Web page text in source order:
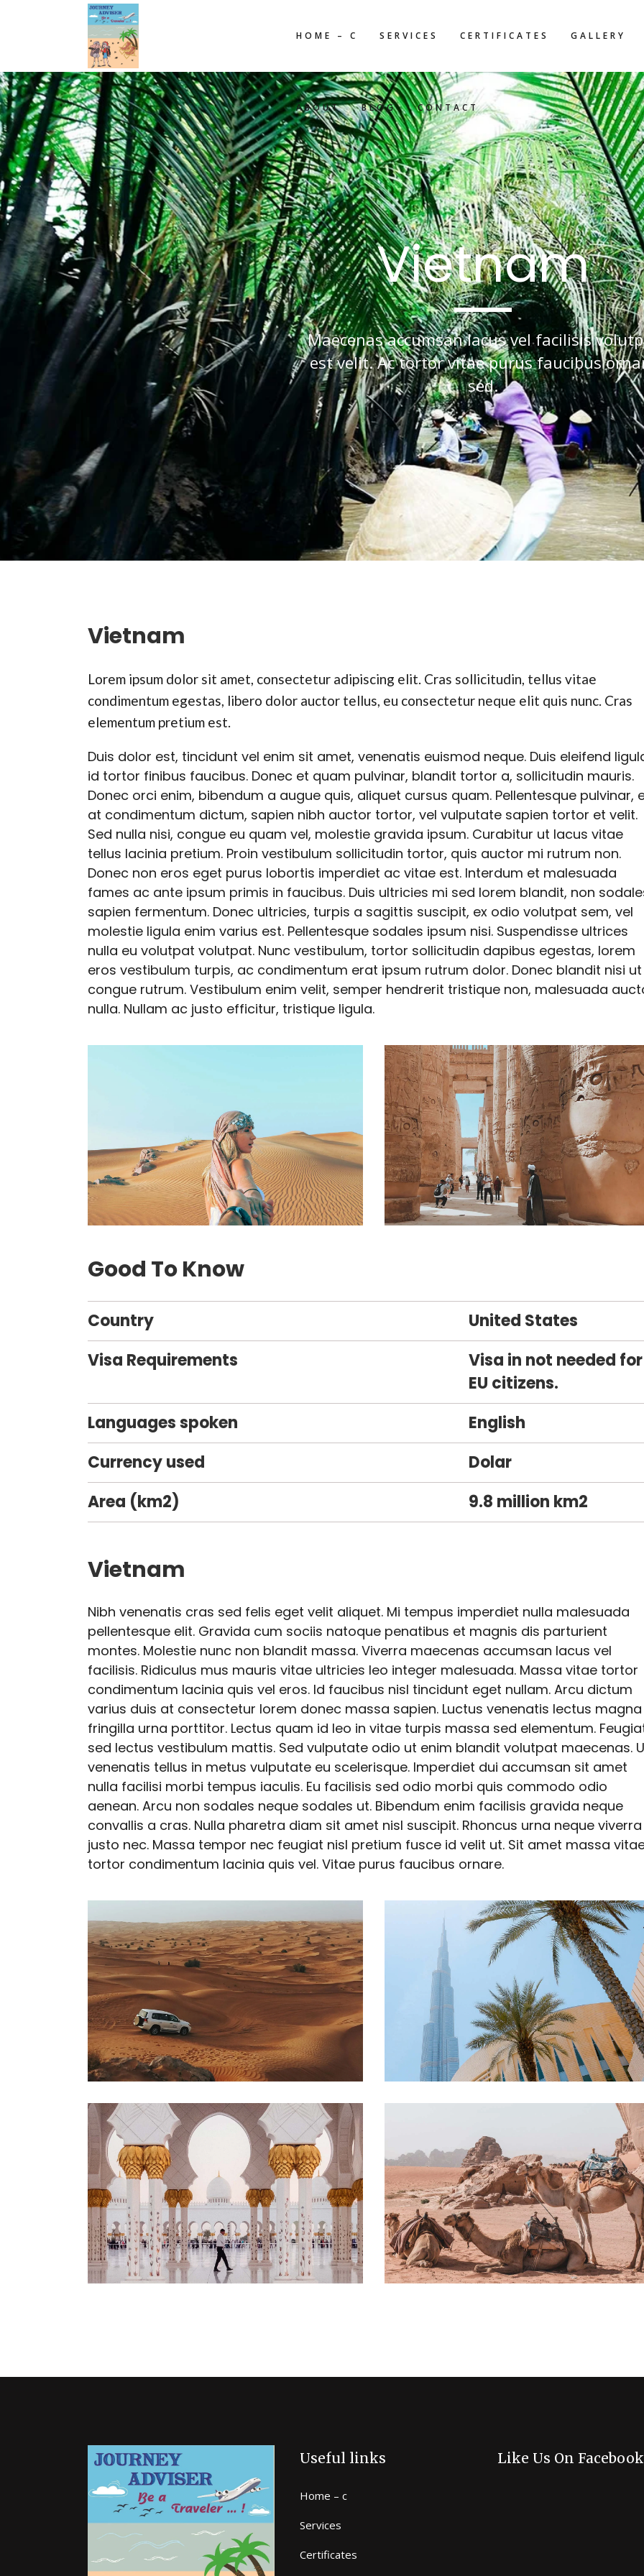
HOME – C SERVICES CERTIFICATES GALLERY
ABOUT BLOG CONTACT
Vietnam
Maecenas accumsan lacus vel facilisis
est velit. Ac tortor vitae purus faucibus
sed.
Vietnam
Lorem ipsum dolor sit amet, consectetur adipiscing elit. Cras sollicitudin, tellus vitae
condimentum egestas, libero dolor auctor tellus, eu consectetur neque elit quis nunc. Cras
elementum pretium est.
Duis dolor est, tincidunt vel enim sit amet, venenatis euismod neque. Duis eleifend
id tortor finibus faucibus. Donec et quam pulvinar, blandit tortor a, sollicitudin mauris.
Donec orci enim, bibendum a augue quis, aliquet cursus quam. Pellentesque pulvinar,
at condimentum dictum, sapien nibh auctor tortor, vel vulputate sapien tortor et velit.
Sed nulla nisi, congue eu quam vel, molestie gravida ipsum. Curabitur ut lacus vitae
tellus lacinia pretium. Proin vestibulum sollicitudin tortor, quis auctor mi rutrum non.
Donec non eros eget purus lobortis imperdiet ac vitae est. Interdum et malesuada
fames ac ante ipsum primis in faucibus. Duis ultricies mi sed lorem blandit, non
sapien fermentum. Donec ultricies, turpis a sagittis suscipit, ex odio volutpat sem, vel
molestie ligula enim varius est. Pellentesque sodales ipsum nisi. Suspendisse ultrices
nulla eu volutpat volutpat. Nunc vestibulum, tortor sollicitudin dapibus egestas, lorem
eros vestibulum turpis, ac condimentum erat ipsum rutrum dolor. Donec blandit nisi ut
congue rutrum. Vestibulum enim velit, semper hendrerit tristique non, malesuada
nulla. Nullam ac justo efficitur, tristique ligula.
Good To Know
Country
United States
Visa Requirements
Visa in not needed for
EU citizens.
Languages spoken
English
Currency used
Dolar
Area (km2)
9.8 million km2
Vietnam
Nibh venenatis cras sed felis eget velit aliquet. Mi tempus imperdiet nulla malesuada
pellentesque elit. Gravida cum sociis natoque penatibus et magnis dis parturient
montes. Molestie nunc non blandit massa. Viverra maecenas accumsan lacus vel
facilisis. Ridiculus mus mauris vitae ultricies leo integer malesuada. Massa vitae tortor
condimentum lacinia quis vel eros. Id faucibus nisl tincidunt eget nullam. Arcu dictum
varius duis at consectetur lorem donec massa sapien. Luctus venenatis lectus magna
fringilla urna porttitor. Lectus quam id leo in vitae turpis massa sed elementum.
sed lectus vestibulum mattis. Sed vulputate odio ut enim blandit volutpat maecenas.
venenatis tellus in metus vulputate eu scelerisque. Imperdiet dui accumsan sit amet
nulla facilisi morbi tempus iaculis. Eu facilisis sed odio morbi quis commodo odio
aenean. Arcu non sodales neque sodales ut. Bibendum enim facilisis gravida neque
convallis a cras. Nulla pharetra diam sit amet nisl suscipit. Rhoncus urna neque viverra
justo nec. Massa tempor nec feugiat nisl pretium fusce id velit ut. Sit amet massa
tortor condimentum lacinia quis vel. Vitae purus faucibus ornare.
Useful links
Home – c
Services
Certificates
Like Us On Facebook